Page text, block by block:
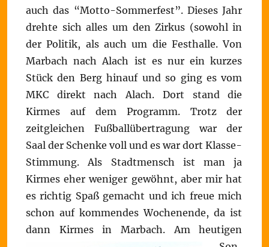
auch das “Motto-Sommerfest”. Dieses Jahr
drehte sich alles um den Zirkus (sowohl in
der Politik, als auch um die Festhalle. Von
Marbach nach Alach ist es nur ein kurzes
Stück den Berg hinauf und so ging es vom
MKC direkt nach Alach. Dort stand die
Kirmes auf dem Programm. Trotz der
zeitgleichen Fußballübertragung war der
Saal der Schenke voll und es war dort Klasse-
Stimmung. Als Stadtmensch ist man ja
Kirmes eher weniger gewöhnt, aber mir hat
es richtig Spaß gemacht und ich freue mich
schon auf kommendes Wochenende, da ist
dann Kirmes in Marbach.Am heutigen